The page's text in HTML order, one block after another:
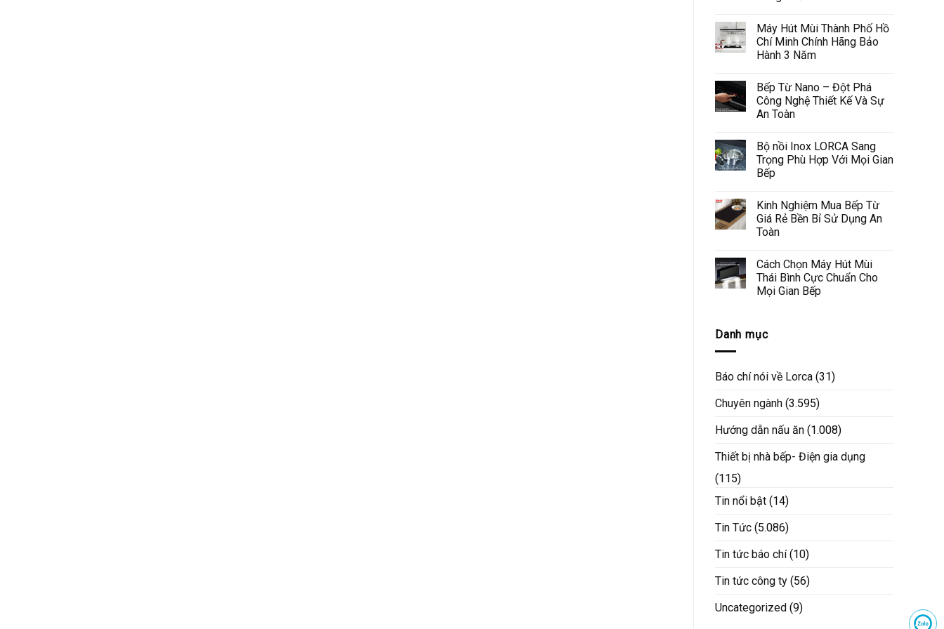
Máy Hút Mùi Thành Phố Hồ
Chí Minh Chính Hãng Bảo
Hành 3 Năm
Bếp Từ Nano – Đột Phá
Công Nghệ Thiết Kế Và Sự
An Toàn
Bộ nồi Inox LORCA Sang
Trọng Phù Hợp Với Mọi Gian
Bếp
Kinh Nghiệm Mua Bếp Từ
Giá Rẻ Bền Bỉ Sử Dụng An
Toàn
Cách Chọn Máy Hút Mùi
Thái Bình Cực Chuẩn Cho
Mọi Gian Bếp
Danh mục
Báo chí nói về Lorca (31)
Chuyên ngành (3.595)
Hướng dẫn nấu ăn (1.008)
Thiết bị nhà bếp- Điện gia dụng
(115)
Tin nổi bật (14)
Tin Tức (5.086)
Tin tức báo chí(10)
Tin tức công ty (56)
Uncategorized (9)